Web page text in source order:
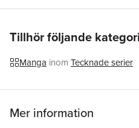
ISBN
Tillhör följande
Manga inom Tecknade serier
Mer information